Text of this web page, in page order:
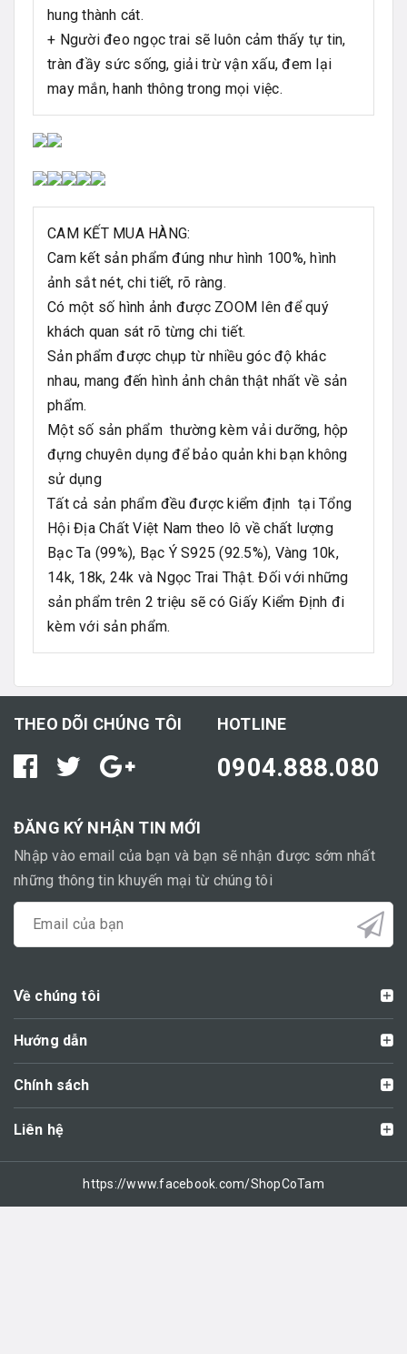
hung thành cát.
+ Người đeo ngọc trai sẽ luôn cảm thấy tự tin,
tràn đầy sức sống, giải trừ vận xấu, đem lại
may mắn, hanh thông trong mọi việc.
CAM KẾT MUA HÀNG:
Cam kết sản phẩm đúng như hình 100%, hình
ảnh sắt nét, chi tiết, rõ ràng.
Có một số hình ảnh được ZOOM lên để quý
khách quan sát rõ từng chi tiết.
Sản phẩm được chụp từ nhiều góc độ khác
nhau, mang đến hình ảnh chân thật nhất về sản
phẩm.
Một số sản phẩm thường kèm vải dưỡng, hộp
đựng chuyên dụng để bảo quản khi bạn không
sử dụng
Tất cả sản phẩm đều được kiểm định tại Tổng
Hội Địa Chất Việt Nam theo lô về chất lượng
Bạc Ta (99%), Bạc Ý S925 (92.5%), Vàng 10k,
14k, 18k, 24k và Ngọc Trai Thật. Đối với những
sản phẩm trên 2 triệu sẽ có Giấy Kiểm Định đi
kèm với sản phẩm.
THEO DÕI CHÚNG TÔI HOTLINE
0904.888.080
ĐĂNG KÝ NHẬN TIN MỚI
Nhập vào email của bạn và bạn sẽ nhận được sớm nhất
những thông tin khuyến mại từ chúng tôi
Về chúng tôi
Hướng dẫn
Chính sách
Liên hệ
https://www.facebook.com/ShopCoTam